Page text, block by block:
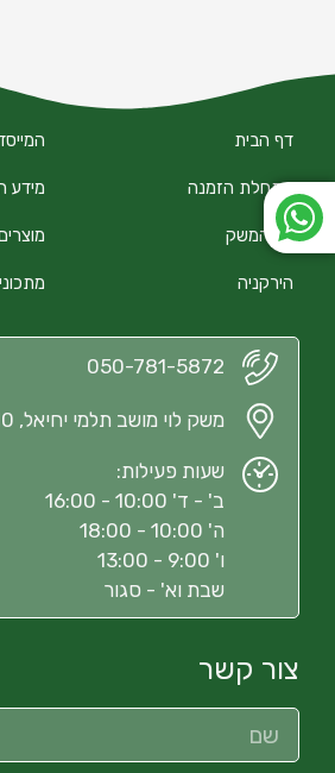
דף הבית
התחלת הזמנה
על המשק
הירקניה
מידע
050-781-5872
משק לוי מושב תלמי יחיאל, 79810
שעות פעילות:
ב' - ד' 10:00 - 16:00
ה' 10:00 - 18:00
ו' 9:00 - 13:00
שבת וא' - סגור
צור קשר